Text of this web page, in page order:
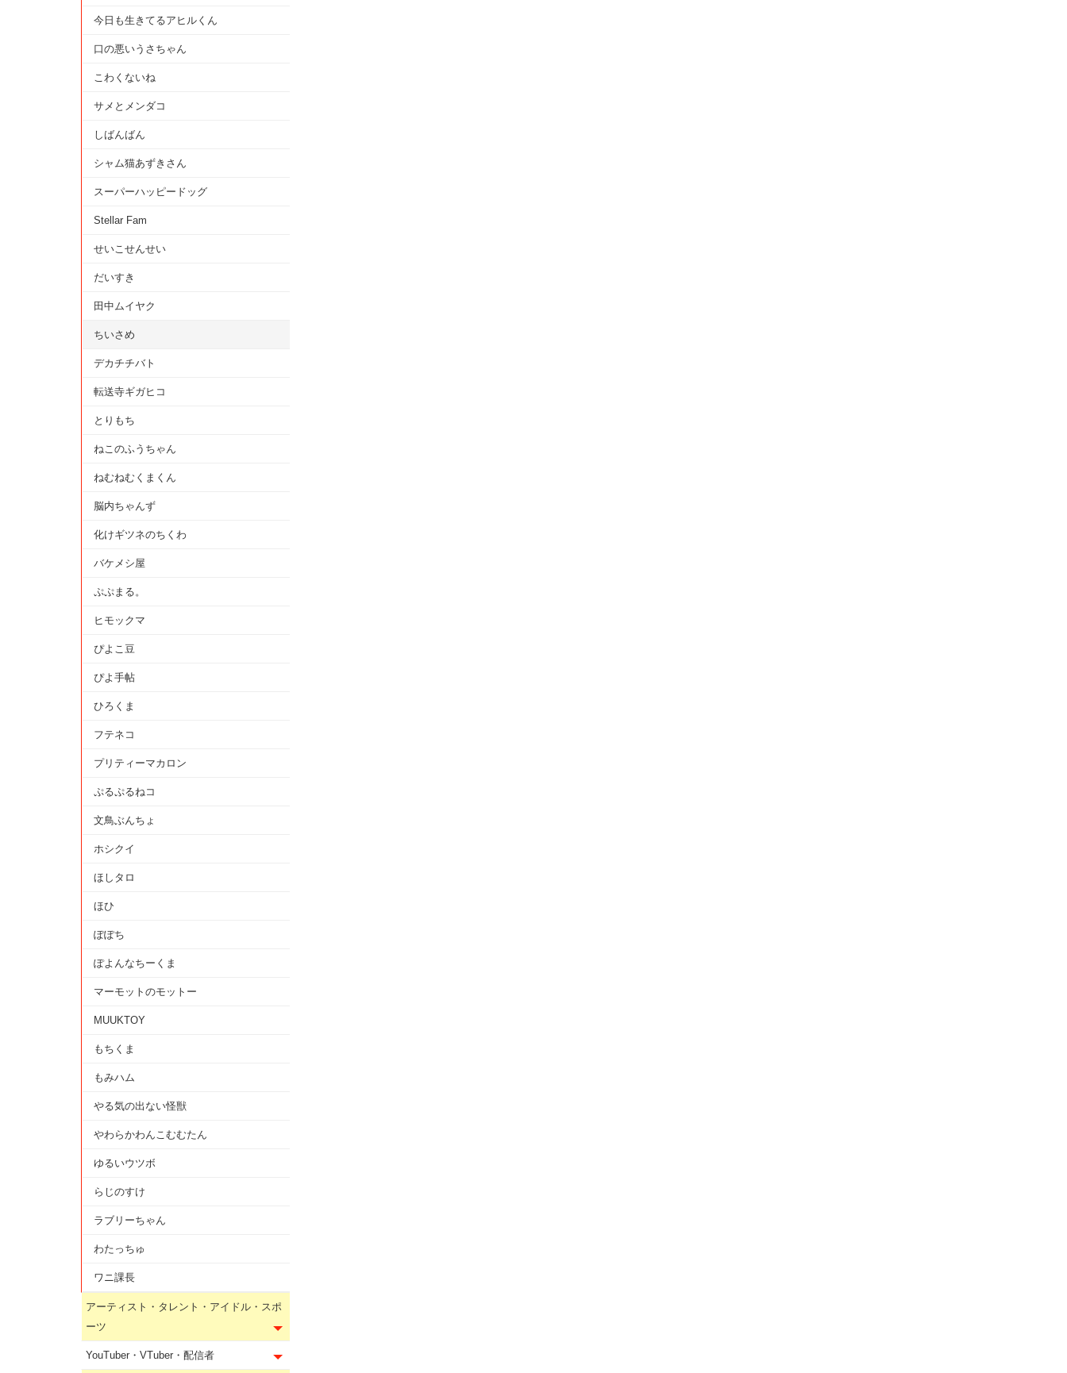
今日も生きてるアヒルくん
口の悪いうさちゃん
こわくないね
サメとメンダコ
しばんばん
シャム猫あずきさん
スーパーハッピードッグ
Stellar Fam
せいこせんせい
だいすき
田中ムイヤク
ちいさめ
デカチチバト
転送寺ギガヒコ
とりもち
ねこのふうちゃん
ねむねむくまくん
脳内ちゃんず
化けギツネのちくわ
バケメシ屋
ぷぷまる。
ヒモックマ
ぴよこ豆
ぴよ手帖
ひろくま
フテネコ
プリティーマカロン
ぷるぷるねコ
文鳥ぶんちょ
ホシクイ
ほしタロ
ほひ
ぽぽち
ぽよんなちーくま
マーモットのモットー
MUUKTOY
もちくま
もみハム
やる気の出ない怪獣
やわらかわんこむむたん
ゆるいウツボ
らじのすけ
ラブリーちゃん
わたっちゅ
ワニ課長
アーティスト・タレント・アイドル・スポ
ーツ
YouTuber・VTuber・配信者